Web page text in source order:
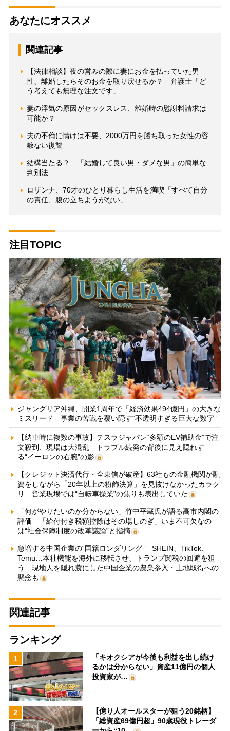
あなたにオススメ
関連記事
【法律相談】夜の営みの際に妻にお金を払っていた男
性、離婚したらそのお金を取り戻せるか？ 弁護士「ど
う考えても無理な注文です」
妻の浮気の原因がセックスレス、離婚時の慰謝料請求は
可能か？
夫の不倫に情けは不要、2000万円を勝ち取った女性の容
赦ない復讐
結構当たる？ 「結婚して良い男・ダメな男」の簡単な
判別法
ロザンナ、70才のひとり暮らし生活を満喫「すべて自分
の責任、腹の立ちようがない」
注目TOPIC
ジャングリア沖縄、開業1周年で「経済効果494億円」の大きな
ミスリード 事業の苦戦を覆い隠す“不透明すぎる巨大な数字”
【納車時に複数の事故】テスラジャパン“多額のEV補助金”で注
文殺到、現場は大混乱 トラブル続発の背後に見え隠れす
る“イーロンの右腕”の影
【クレジット決済代行・全東信が破産】63社もの金融機関が融
資をしながら「20年以上の粉飾決算」を見抜けなかったカラク
リ 営業現場では“自転車操業”の焦りも表出していた
「何がやりたいのか分からない」竹中平蔵氏が語る高市内閣の
評価 「給付付き税額控除はその場しのぎ」いま不可欠なの
は“社会保障制度の改革議論”と指摘
急増する中国企業の“国籍ロンダリング” SHEIN、TikTok、
Temu…本社機能を海外に移転させ、トランプ関税の回避を狙
う 現地人を隠れ蓑にした中国企業の農業参入・土地取得への
懸念も
関連記事
ランキング
1
「キオクシアが今後も利益を出し続け
るかは分からない」資産11億円の個人
投資家が…
2
【億り人オールスターが狙う20銘柄】
「総資産69億円超」90歳現役トレーダ